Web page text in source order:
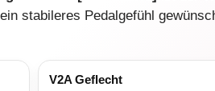
stabileres Pedalgefühl
V2A Geflecht